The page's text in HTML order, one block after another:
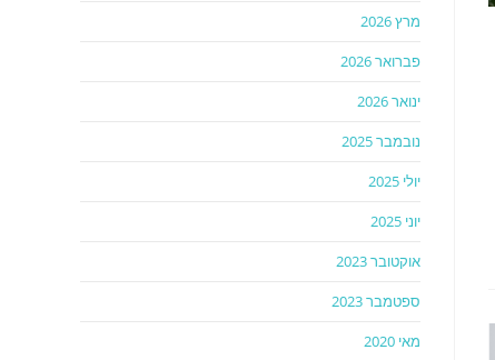
מרץ 2026
פברואר 2026
ינואר 2026
נובמבר 2025
יולי 2025
יוני 2025
אוקטובר 2023
ספטמבר 2023
מאי 2020